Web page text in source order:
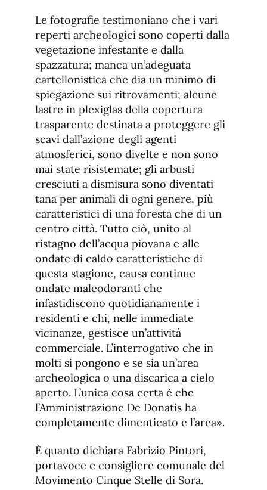
Le fotografie testimoniano che i vari
reperti archeologici sono coperti dalla
vegetazione infestante e dalla
spazzatura; manca un’adeguata
cartellonistica che dia un minimo di
spiegazione sui ritrovamenti; alcune
lastre in plexiglas della copertura
trasparente destinata a proteggere gli
scavi dall’azione degli agenti
atmosferici, sono divelte e non sono
mai state risistemate; gli arbusti
cresciuti a dismisura sono diventati
tana per animali di ogni genere, più
caratteristici di una foresta che di un
centro città. Tutto ciò, unito al
ristagno dell’acqua piovana e alle
ondate di caldo caratteristiche di
questa stagione, causa continue
ondate maleodoranti che
infastidiscono quotidianamente i
residenti e chi, nelle immediate
vicinanze, gestisce un’attività
commerciale. L’interrogativo che in
molti si pongono e se sia un’area
archeologica o una discarica a cielo
aperto. L’unica cosa certa è che
l’Amministrazione De Donatis ha
completamente dimenticato e l’area».
È quanto dichiara Fabrizio Pintori,
portavoce e consigliere comunale del
Movimento Cinque Stelle di Sora.